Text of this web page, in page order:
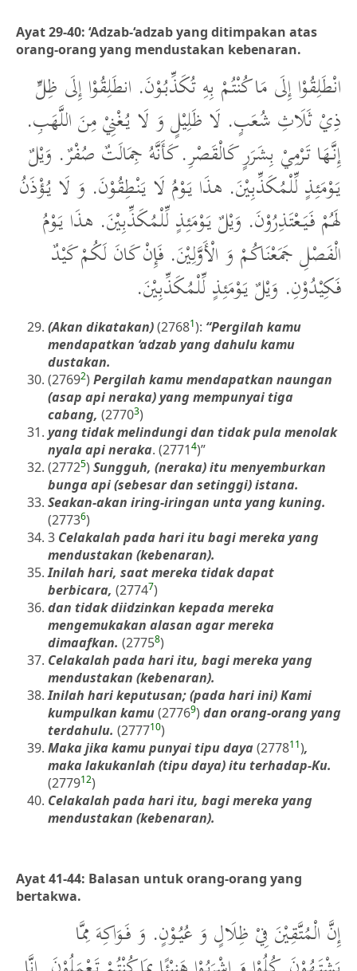
Ayat 29-40: ‘Adzab-‘adzab yang ditimpakan atas
orang-orang yang mendustakan kebenaran.
انْطَلِقُوْا إِلَى مَا كُنْتُمْ بِهِ تُكَذِّبُوْنَ. انطَلِقُوْا إِلَى ظِلٍّ
ذِيْ ثَلَاثِ شُعَبٍ. لَا ظَلِيْلٍ وَ لَا يُغْنِيْ مِنَ اللَّهَبِ.
إِنَّهَا تَرْمِيْ بِشَرَرٍ كَالْقَصْرِ. كَأَنَّهُ جِمَالَتٌ صُفْرٌ. وَيْلٌ
يَوْمَئِذٍ لِّلْمُكَذِّبِيْنَ. هذَا يَوْمُ لَا يَنْطِقُوْنَ. وَ لَا يُؤْذَنُ
لَهُمْ فَيَعْتَذِرُوْنَ. وَيْلٌ يَوْمَئِذٍ لِّلْمُكَذِّبِيْنَ. هذَا يَوْمُ
الْفَصْلِ جَمَعْنَاكُمْ وَ الْأَوَّلِيْنَ. فَإِنْ كَانَ لَكُمْ كَيْدٌ
فَكِيْدُوْنِ. وَيْلٌ يَوْمَئِذٍ لِّلْمُكَذِّبِيْنَ.
(Akan dikatakan)(27681): “Pergilah kamu
mendapatkan ‘adzab yang dahulu kamu
dustakan.
(27692)Pergilah kamu mendapatkan naungan
(asap api neraka) yang mempunyai tiga
cabang, (27703)
yang tidak melindungi dan tidak pula menolak
nyala api neraka. (27714)”
(27725)Sungguh, (neraka) itu menyemburkan
bunga api (sebesar dan setinggi) istana.
Seakan-akan iring-iringan unta yang kuning.
(27736)
3 Celakalah pada hari itu bagi mereka yang
mendustakan (kebenaran).
Inilah hari, saat mereka tidak dapat
berbicara, (27747)
dan tidak diidzinkan kepada mereka
mengemukakan alasan agar mereka
dimaafkan. (27758)
Celakalah pada hari itu, bagi mereka yang
mendustakan (kebenaran).
Inilah hari keputusan; (pada hari ini) Kami
kumpulkan kamu(27769)dan orang-orang yang
terdahulu. (277710)
Maka jika kamu punyai tipu daya (277811),
maka lakukanlah (tipu daya) itu terhadap-Ku.
(277912)
Celakalah pada hari itu, bagi mereka yang
mendustakan (kebenaran).
Ayat 41-44: Balasan untuk orang-orang yang
bertakwa.
إِنَّ الْمُتَّقِيْنَ فِيْ ظِلَالٍ وَ عُيُوْنٍ. وَ فَوَاكِهَ مِمَّا